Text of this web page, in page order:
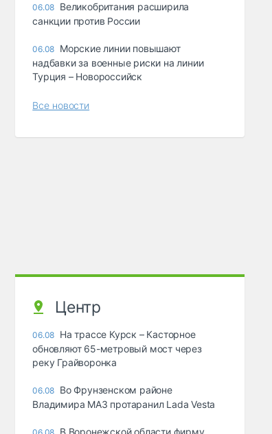
06.08 Великобритания расширила
санкции против России
06.08 Морские линии повышают
надбавки за военные риски на линии
Турция – Новороссийск
Все новости
Центр
06.08 На трассе Курск – Касторное
обновляют 65-метровый мост через
реку Грайворонка
06.08 Во Фрунзенском районе
Владимира МАЗ протаранил Lada Vesta